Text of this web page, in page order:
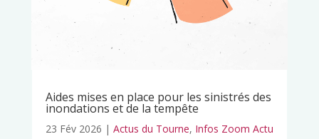
Aides mises en place pour les sinistrés des
inondations et de la tempête
23 Fév 2026 | Actus du Tourne, Infos Zoom Actu